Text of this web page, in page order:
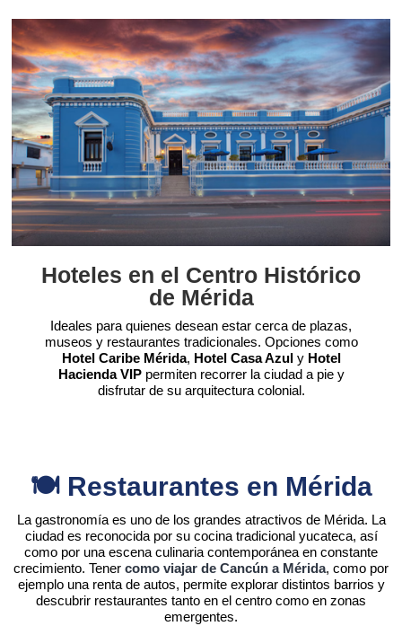
Hoteles en el Centro Histórico
de Mérida
Ideales para quienes desean estar cerca de plazas,
museos y restaurantes tradicionales. Opciones como
Hotel Caribe Mérida, Hotel Casa Azul y Hotel
Hacienda VIPpermiten recorrer la ciudad a pie y
disfrutar de su arquitectura colonial.
🍽️ Restaurantes en Mérida
La gastronomía es uno de los grandes atractivos de Mérida. La
ciudad es reconocida por su cocina tradicional yucateca, así
como por una escena culinaria contemporánea en constante
crecimiento. Tener como viajar de Cancún a Mérida, como por
ejemplo una renta de autos, permite explorar distintos barrios y
descubrir restaurantes tanto en el centro como en zonas
emergentes.